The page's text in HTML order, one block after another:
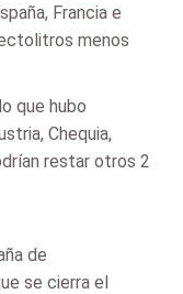
Francia e
menos
que hubo
Chequia,
restar otros 2
de
se cierra el